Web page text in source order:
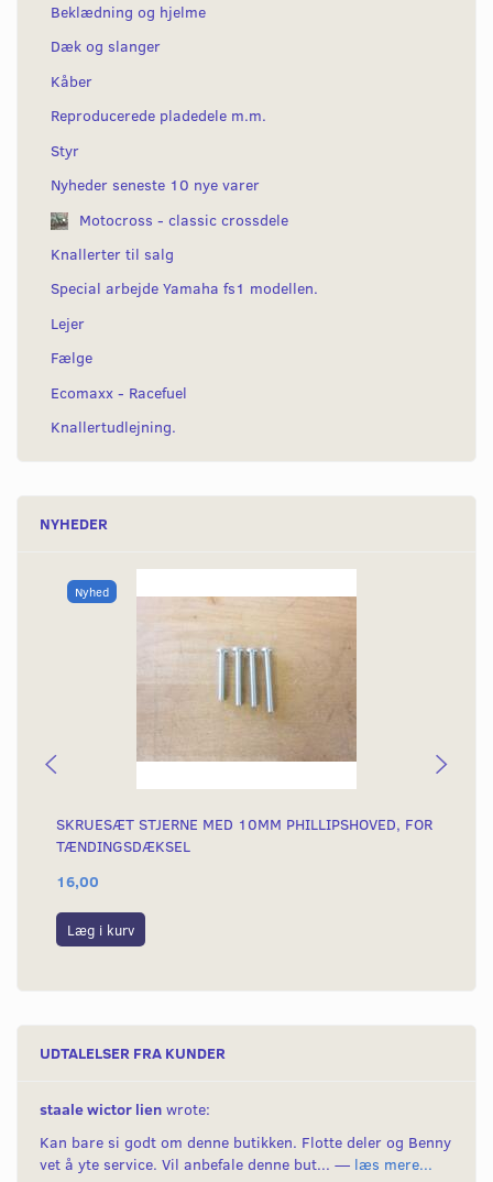
Beklædning og hjelme
Dæk og slanger
Kåber
Reproducerede pladedele m.m.
Styr
Nyheder seneste 10 nye varer
Motocross - classic crossdele
Knallerter til salg
Special arbejde Yamaha fs1 modellen.
Lejer
Fælge
Ecomaxx - Racefuel
Knallertudlejning.
NYHEDER
Nyhed
SKRUESÆT STJERNE MED 10MM PHILLIPSHOVED, FOR
TÆNDINGSDÆKSEL
16,00
Læg i kurv
UDTALELSER FRA KUNDER
staale wictor lien wrote:
Kan bare si godt om denne butikken. Flotte deler og Benny
vet å yte service. Vil anbefale denne but... — læs mere...